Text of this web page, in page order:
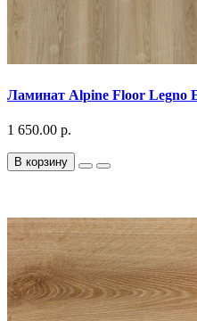
Ламинат Alpine Floor Legno
1 650.00 р.
В корзину